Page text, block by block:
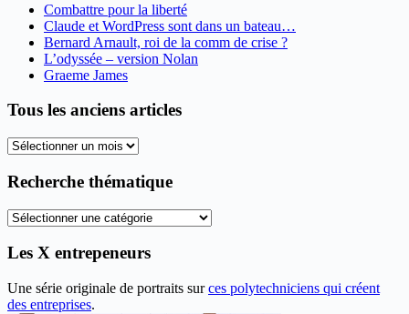
Combattre pour la liberté
Claude et WordPress sont dans un bateau…
Bernard Arnault, roi de la comm de crise ?
L’odyssée – version Nolan
Graeme James
Tous les anciens articles
Tous
anciens
Recherche thématique
Recherche
Les X entrepeneurs
Une série originale de portraits surces polytechniciens qui créent
des entreprises.